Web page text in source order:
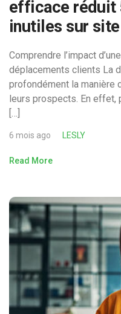
efficace réduit
inutiles sur
Comprendre l’impact
déplacements clients La
profondément la manière
leurs prospects. En effet,
[…]
6 mois ago LESLY
Read More